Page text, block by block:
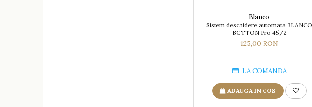
Blanco
Sistem deschidere automata BLANCO
BOTTON Pro 45/2
125,00 RON
LA COMANDA
ADAUGA IN COS